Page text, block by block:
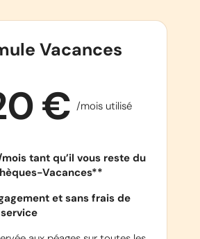
Vacances
€ /mois utilisé
tant qu’il vous reste du
Vacances**
et sans frais de